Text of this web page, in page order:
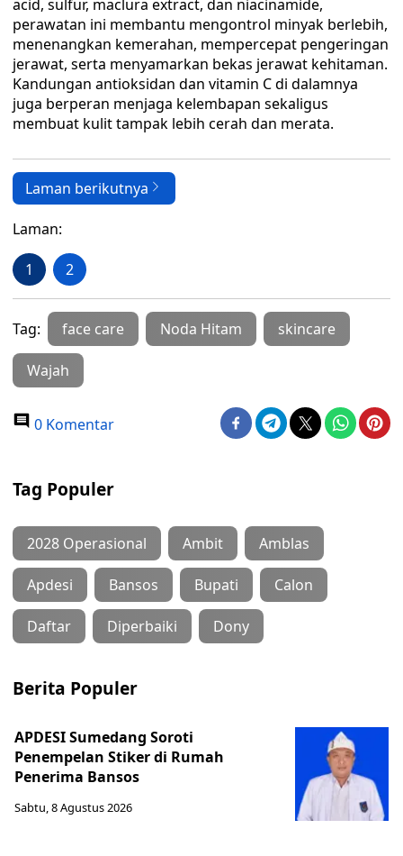
acid, sulfur, maclura extract, dan niacinamide,
perawatan ini membantu mengontrol minyak berlebih,
menenangkan kemerahan, mempercepat pengeringan
jerawat, serta menyamarkan bekas jerawat kehitaman.
Kandungan antioksidan dan vitamin C di dalamnya
juga berperan menjaga kelembapan sekaligus
membuat kulit tampak lebih cerah dan merata.
Laman berikutnya
Laman:
1 2
Tag: face care Noda Hitam skincare
Wajah
0 Komentar
Tag Populer
2028 Operasional Ambit Amblas
Apdesi Bansos Bupati Calon
Daftar Diperbaiki Dony
Berita Populer
APDESI Sumedang Soroti
Penempelan Stiker di Rumah
Penerima Bansos
Sabtu, 8 Agustus 2026